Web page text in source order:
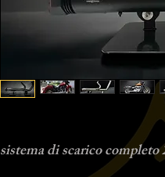
sistema di scarico